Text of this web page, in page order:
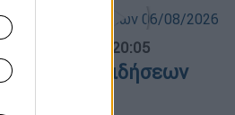
06.08.2026 20:05
δελτίο ειδήσεων